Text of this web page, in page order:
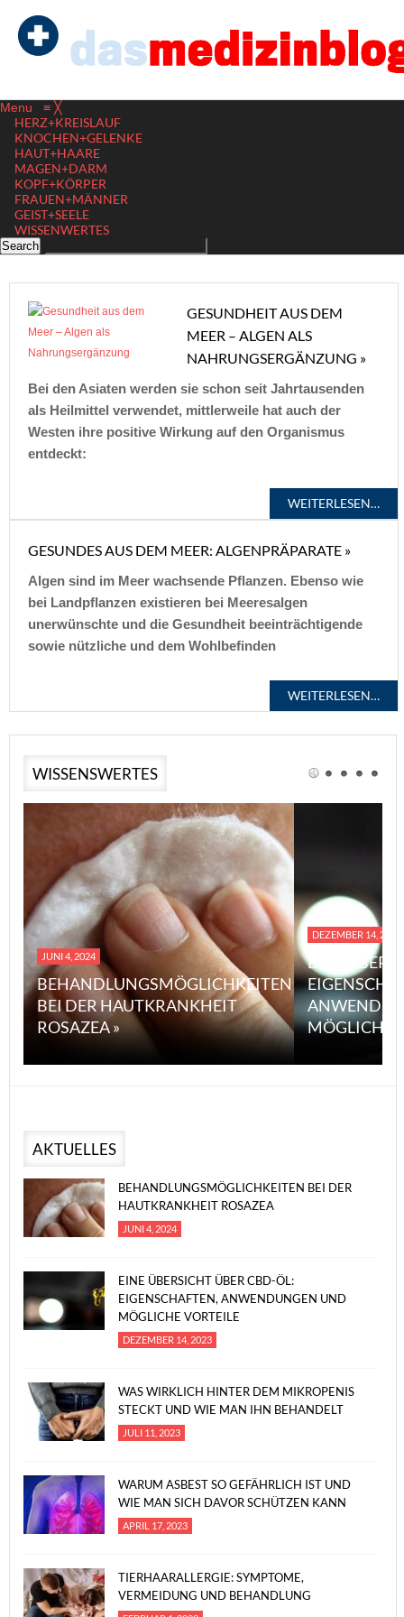
Menu ≡ ╳
HERZ+KREISLAUF
KNOCHEN+GELENKE
HAUT+HAARE
MAGEN+DARM
KOPF+KÖRPER
FRAUEN+MÄNNER
GEIST+SEELE
WISSENWERTES
GESUNDHEIT AUS DEM
MEER – ALGEN ALS
NAHRUNGSERGÄNZUNG »
Bei den Asiaten werden sie schon seit Jahrtausenden
als Heilmittel verwendet, mittlerweile hat auch der
Westen ihre positive Wirkung auf den Organismus
entdeckt:
WEITERLESEN…
GESUNDES AUS DEM MEER: ALGENPRÄPARATE »
Algen sind im Meer wachsende Pflanzen. Ebenso wie
bei Landpflanzen existieren bei Meeresalgen
unerwünschte und die Gesundheit beeinträchtigende
sowie nützliche und dem Wohlbefinden
WEITERLESEN…
WISSENSWERTES
JUNI 4, 2024
BEHANDLUNGSMÖGLICHKEITEN
BEI DER HAUTKRANKHEIT
ROSAZEA »
DEZEMBER 14, 2023
EINE
MÖGLICHE
AKTUELLES
BEHANDLUNGSMÖGLICHKEITEN BEI DER
HAUTKRANKHEIT ROSAZEA
JUNI 4, 2024
EINE ÜBERSICHT ÜBER CBD-ÖL:
EIGENSCHAFTEN, ANWENDUNGEN UND
MÖGLICHE VORTEILE
DEZEMBER 14, 2023
WAS WIRKLICH HINTER DEM MIKROPENIS
STECKT UND WIE MAN IHN BEHANDELT
JULI 11, 2023
WARUM ASBEST SO GEFÄHRLICH IST UND
WIE MAN SICH DAVOR SCHÜTZEN KANN
APRIL 17, 2023
TIERHAARALLERGIE: SYMPTOME,
VERMEIDUNG UND BEHANDLUNG